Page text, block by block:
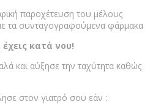
παροχέτευση του μέλους
τα συνταγογραφούμενα φάρμακα
κατά νου!
και αύξησε την ταχύτητα καθώς
στον γιατρό σου εάν :